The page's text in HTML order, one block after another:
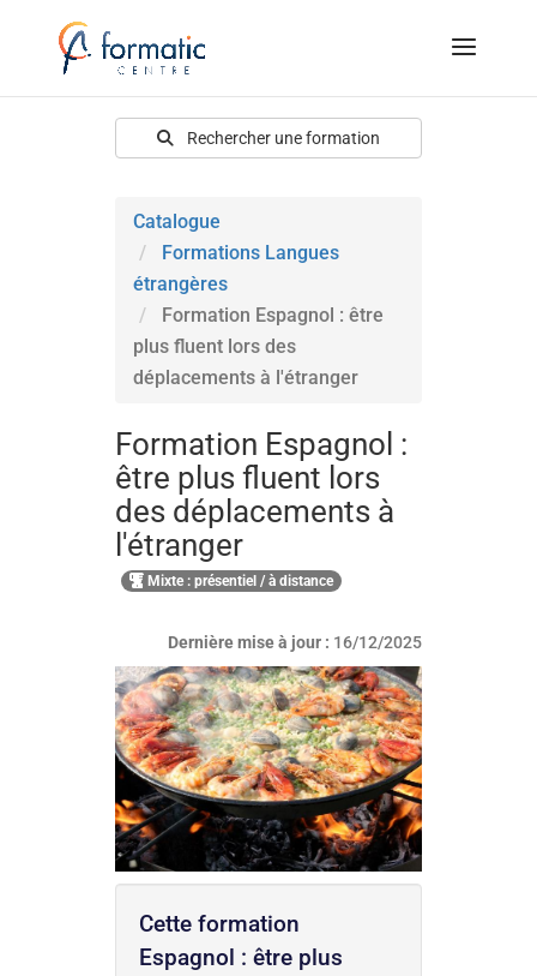
Rechercher une formation
Catalogue
Formations Langues
étrangères
Formation Espagnol : être
plus fluent lors des
déplacements à l'étranger
Formation Espagnol :
être plus fluent lors
des déplacements à
l'étranger
Mixte : présentiel / à distance
Dernière mise à jour : 16/12/2025
Cette formation
Espagnol : être plus